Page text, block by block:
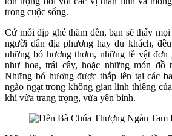
trong cuộc sống.
Cứ mỗi dịp ghé thăm đền, bạn sẽ thấy
người dân địa phương hay du khách,
những bó hương thơm, những lễ vật đơn
như hoa, trái cây, hoặc những món đồ
Những bó hương được thắp lên tại các
ngào ngạt trong không gian linh thiêng
khí vừa trang trọng, vừa yên bình.